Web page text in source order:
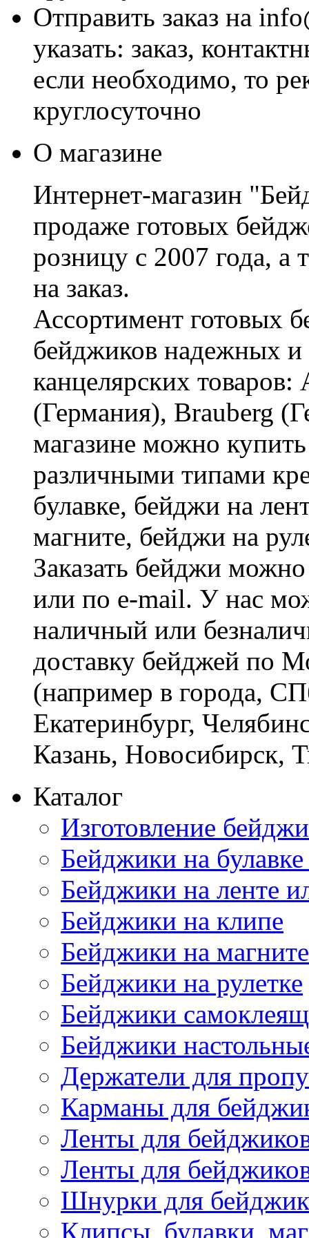
Отправить заказ на
указать: заказ,
если необходимо, то
круглосуточно
О магазине
Интернет-магазин
продаже готовых
розницу с 2007 года, а
на заказ.
Ассортимент готовых
бейджиков надежных и
канцелярских
(Германия), Brauberg
магазине можно
различными типами
булавке, бейджи на
магните, бейджи на
Заказать бейджи
или по e-mail. У нас
наличный или
доставку бейджей по
(например в города,
Екатеринбург,
Казань, Новосибирск,
Каталог
Изготовление
Бейджики на
Бейджики на ленте
Бейджики на клипе
Бейджики на магните
Бейджики на рулетке
Бейджики
Бейджики
Держатели для
Карманы для
Ленты для
Ленты для
Шнурки для
Клипсы, булавки,